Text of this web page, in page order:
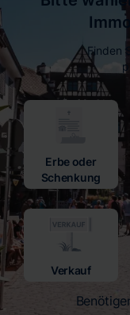
Finden
Erbe oder
Schenkung
Verkauf